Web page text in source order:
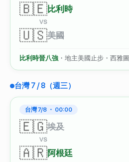
🇧🇪比利時
VS
🇺🇸美國
比利時晉八強 ・地主美國止步・西雅圖
台灣 7 / 8（週三）
台灣 7/8 ・ 00:00
🇪🇬埃及
VS
🇦🇷阿根廷